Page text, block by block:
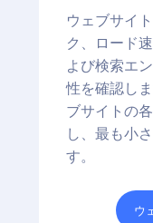
ウェブサイ
ク、ロード
よび検索エ
性を確認し
ブサイトの
し、最も小
す。
ウ